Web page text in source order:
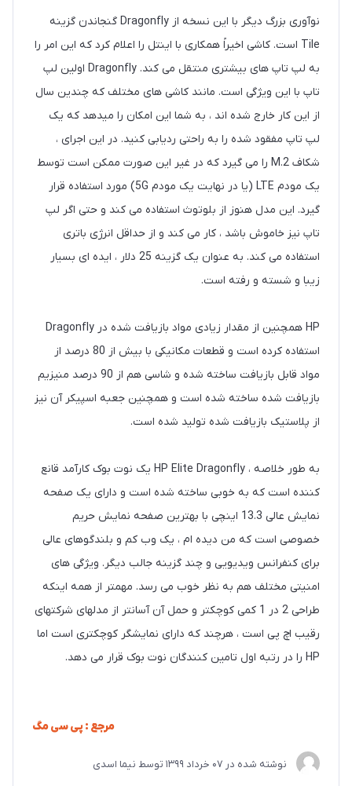
نوآوری بزرگ دیگر با این نسخه از Dragonfly گنجاندن گزینه
Tile است. کاشی اخیراً همکاری با اینتل را اعلام کرد که این امر را
به لپ تاپ های بیشتری منتقل می کند. Dragonfly اولین لپ
تاپ با این ویژگی است. مانند کاشی های مختلف که چندین سال
از این کار خارج شده اند ، به شما این امکان را میدهد که یک
لپ تاپ مفقود شده را به راحتی ردیابی کنید. در این اجرای ،
شکاف M.2 را می گیرد که در غیر این صورت ممکن است توسط
یک مودم LTE (یا در نهایت یک مودم 5G) مورد استفاده قرار
گیرد. این مدل هنوز از بلوتوث استفاده می کند و حتی اگر لپ
تاپ نیز خاموش باشد ، کار می کند و از حداقل انرژی باتری
استفاده می کند. به عنوان یک گزینه 25 دلار ، ایده ای بسیار
زیبا و شسته و رفته است.
HP همچنین از مقدار زیادی مواد بازیافت شده در Dragonfly
استفاده کرده است و قطعات مکانیکی با بیش از 80 درصد از
مواد قابل بازیافت ساخته شده و شاسی هم از 90 درصد منیزیم
بازیافت شده ساخته شده است و همچنین جعبه اسپیکر آن نیز
از پلاستیک بازیافت شده تولید شده است.
به طور خلاصه ، HP Elite Dragonfly یک نوت بوک کارآمد قانع
کننده است که به خوبی ساخته شده است و دارای یک صفحه
نمایش عالی 13.3 اینچی با بهترین صفحه نمایش حریم
خصوصی است که من دیده ام ، یک وب کم و بلندگوهای عالی
برای کنفرانس ویدیویی و چند گزینه جالب دیگر. ویژگی های
امنیتی مختلف هم به نظر خوب می رسد. مهمتر از همه اینکه
طراحی 2 در 1 کمی کوچکتر و حمل آن آسانتر از مدلهای شرکتهای
رقیب اچ پی است ، هرچند که دارای نمایشگر کوچکتری است اما
HP را در رتبه اول تامین کنندگان نوت بوک قرار می دهد.
مرجع : پی سی مگ
نوشته شده در 07 خرداد 1399 توسط نیما اسدی